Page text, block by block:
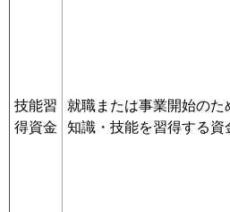
技能習
得資金
就職または事業開始のた
知識・技能を習得する資